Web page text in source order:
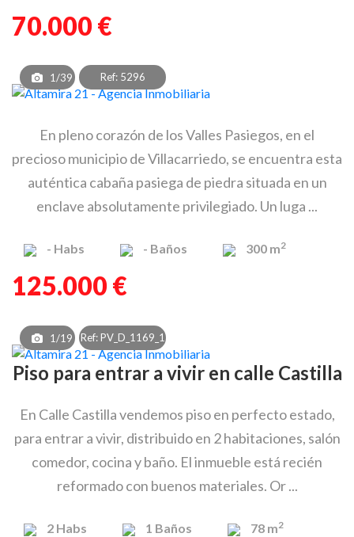
70.000 €
1/39 Ref: 5296
En pleno corazón de los Valles Pasiegos, en el
precioso municipio de Villacarriedo, se encuentra esta
auténtica cabaña pasiega de piedra situada en un
enclave absolutamente privilegiado. Un luga ...
- Habs - Baños 300 m2
125.000 €
1/19 Ref: PV_D_1169_1
Piso para entrar a vivir en calle Castilla
En Calle Castilla vendemos piso en perfecto estado,
para entrar a vivir, distribuido en 2 habitaciones, salón
comedor, cocina y baño. El inmueble está recién
reformado con buenos materiales. Or ...
2 Habs 1 Baños 78 m2